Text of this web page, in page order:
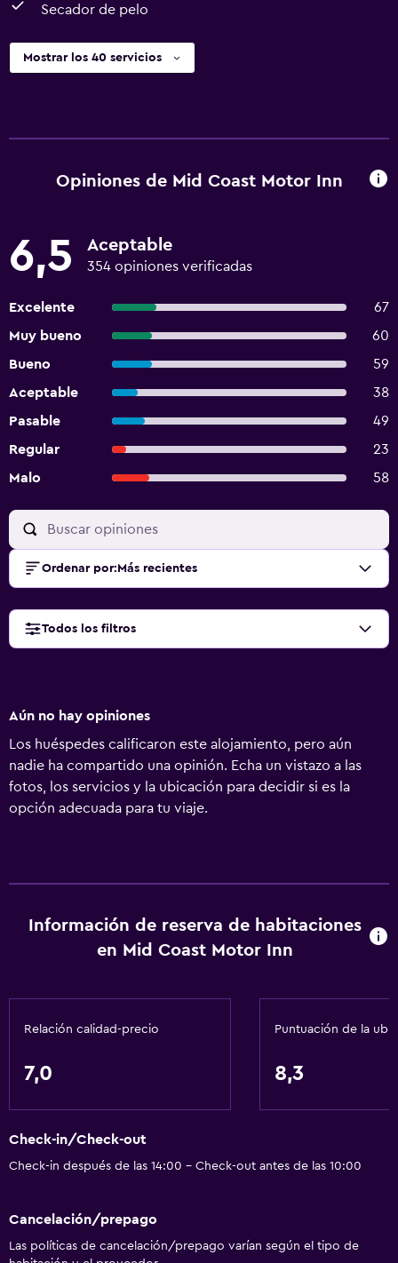
Secador de pelo
Mostrar los 40 servicios
Opiniones de Mid Coast Motor Inn
6,5 Aceptable
354 opiniones verificadas
Excelente
67
Muy bueno
60
Bueno
59
Aceptable
38
Pasable
49
Regular
23
Malo
58
Ordenar por: Más recientes
Todos los filtros
Aún no hay opiniones
Los huéspedes calificaron este alojamiento, pero aún
nadie ha compartido una opinión. Echa un vistazo a las
fotos, los servicios y la ubicación para decidir si es la
opción adecuada para tu viaje.
Información de reserva de habitaciones
en Mid Coast Motor Inn
Relación calidad-precio
7,0
Puntuación de la
8,3
Check-in/Check-out
Check-in después de las 14:00 - Check-out antes de las 10:00
Cancelación/prepago
Las políticas de cancelación/prepago varían según el tipo de